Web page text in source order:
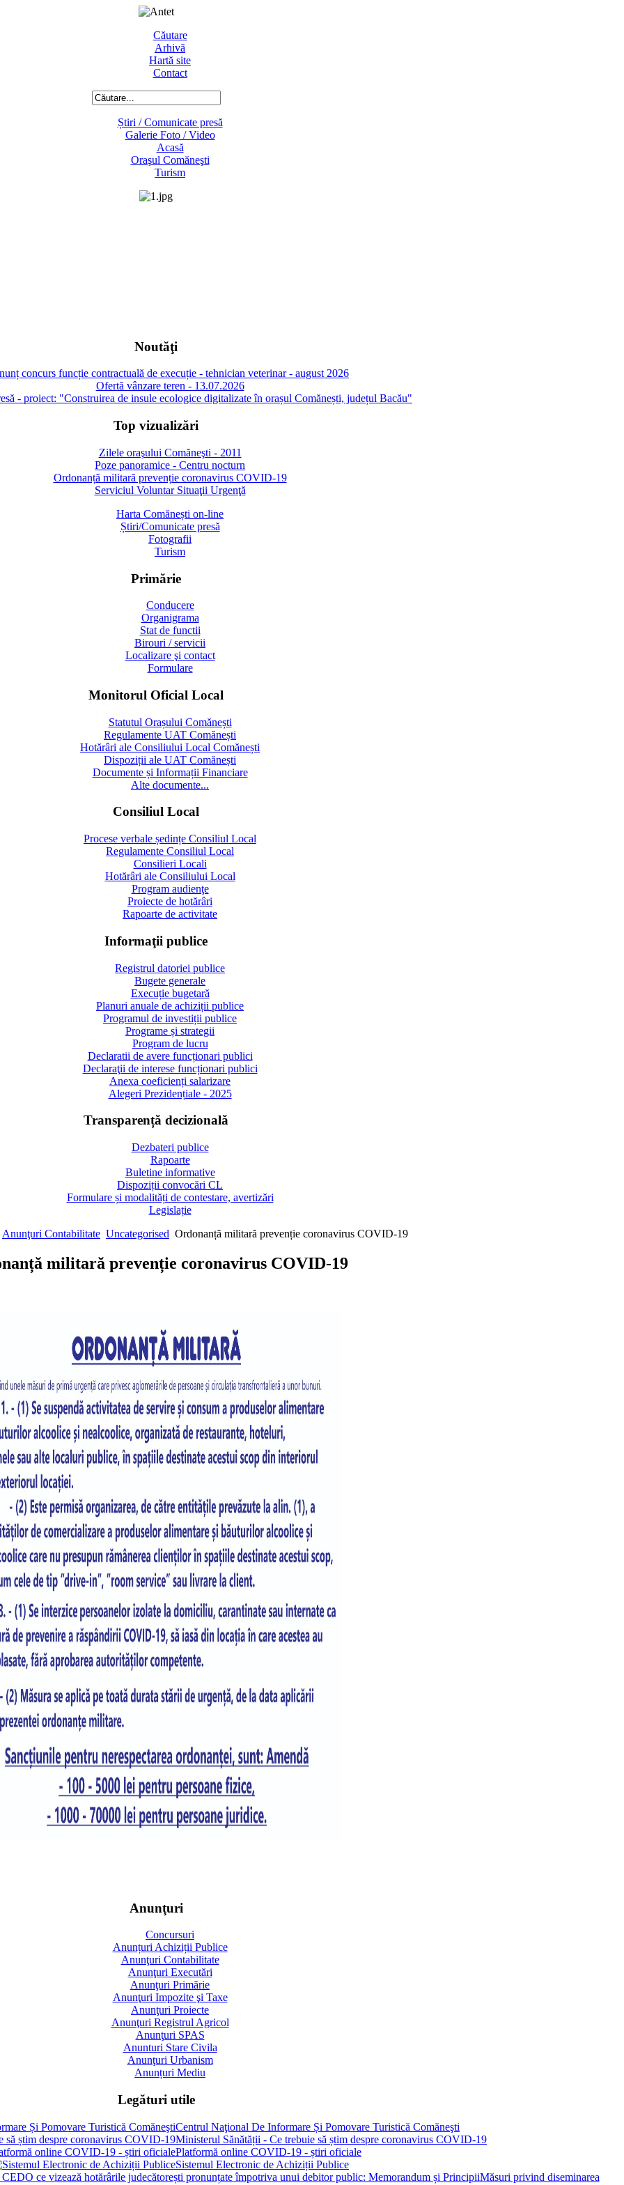
Căutare
Arhivă
Hartă site
Contact
Știri / Comunicate presă
Galerie Foto / Video
Acasă
Oraşul Comăneşti
Turism
Noutăţi
concurs funcție contractuală de execuție - tehnician veterinar - august 2026
Ofertă vânzare teren - 13.07.2026
- proiect: "Construirea de insule ecologice digitalizate în orașul Comănești, județul Bacău"
Top vizualizări
Zilele oraşului Comăneşti - 2011
Poze panoramice - Centru nocturn
Ordonanță militară prevenție coronavirus COVID-19
Serviciul Voluntar Situaţii Urgenţă
Harta Comănești on-line
Știri/Comunicate presă
Fotografii
Turism
Primărie
Conducere
Organigrama
Stat de functii
Birouri / servicii
Localizare şi contact
Formulare
Monitorul Oficial Local
Statutul Orașului Comănești
Regulamente UAT Comănești
Hotărâri ale Consiliului Local Comănești
Dispoziții ale UAT Comănești
Documente și Informații Financiare
Alte documente...
Consiliul Local
Procese verbale ședințe Consiliul Local
Regulamente Consiliul Local
Consilieri Locali
Hotărâri ale Consiliului Local
Program audienţe
Proiecte de hotărâri
Rapoarte de activitate
Informaţii publice
Registrul datoriei publice
Bugete generale
Execuție bugetară
Planuri anuale de achiziții publice
Programul de investiții publice
Programe și strategii
Program de lucru
Declaratii de avere funcționari publici
Declaraţii de interese funcționari publici
Anexa coeficienți salarizare
Alegeri Prezidențiale - 2025
Transparență decizională
Dezbateri publice
Rapoarte
Buletine informative
Dispoziții convocări CL
Formulare și modalități de contestare, avertizări
Legislație
Anunţuri Contabilitate Uncategorised Ordonanță militară prevenție coronavirus COVID-19
militară prevenție coronavirus COVID-19
Anunţuri
Concursuri
Anunțuri Achiziții Publice
Anunţuri Contabilitate
Anunţuri Executări
Anunţuri Primărie
Anunţuri Impozite şi Taxe
Anunţuri Proiecte
Anunţuri Registrul Agricol
Anunţuri SPAS
Anunturi Stare Civila
Anunţuri Urbanism
Anunțuri Mediu
Legături utile
Centrul Naţional De Informare Și Pomovare Turistică Comăneşti
Ministerul Sănătății - Ce trebuie să știm despre coronavirus COVID-19
Platformă online COVID-19 - știri oficiale
Sistemul Electronic de Achiziții Publice
Măsuri privind diseminarea